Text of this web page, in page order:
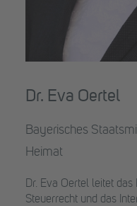
Dr. Eva Oertel
Bayerisches
Heimat
Dr. Eva Oertel leitet
Steuerrecht und das